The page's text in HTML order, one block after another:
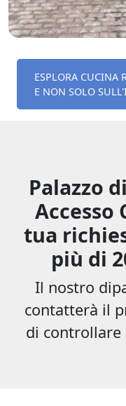
ESPLORA CUCINA
E NON SOLO
Palazzo
Accesso
tua
più di
Il nostro
contatterà il
di controllare